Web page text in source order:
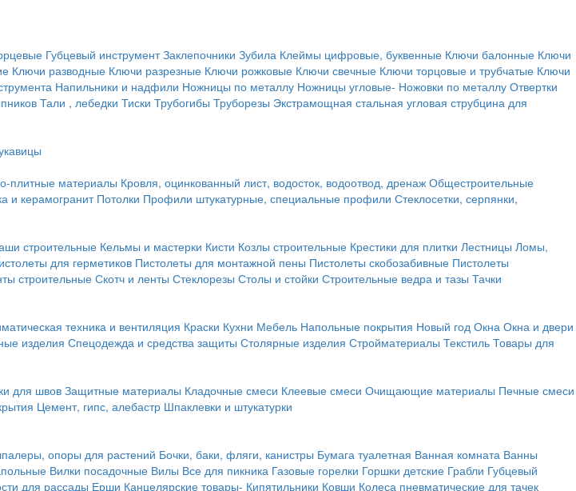
Губцевый инструмент Заклепочники Зубила Клеймы цифровые, буквенные Ключи балонные Ключи
Ключи разводные Ключи разрезные Ключи рожковые Ключи свечные Ключи торцовые и трубчатые Ключи
Напильники и надфили Ножницы по металлу Ножницы угловые- Ножовки по металлу Отвертки
Тали , лебедки Тиски Трубогибы Труборезы Экстрамощная стальная угловая струбцина для
плитные материалы Кровля, оцинкованный лист, водосток, водоотвод, дренаж Общестроительные
и керамогранит Потолки Профили штукатурные, специальные профили Стеклосетки, серпянки,
строительные Кельмы и мастерки Кисти Козлы строительные Крестики для плитки Лестницы Ломы,
для герметиков Пистолеты для монтажной пены Пистолеты скобозабивные Пистолеты
строительныеСкотч и ленты Стеклорезы Столы и стойки Строительные ведра и тазы Тачки
техника и вентиляция Краски Кухни Мебель Напольные покрытия Новый год Окна Окна и двери
изделия Спецодежда и средства защиты Столярные изделия Стройматериалы Текстиль Товары для
для швов Защитные материалы Кладочные смеси Клеевые смеси Очищающие материалы Печные смеси
Цемент, гипс, алебастр Шпаклевки и штукатурки
опоры для растений Бочки, баки, фляги, канистры Бумага туалетная Ванная комната Ванны
Вилки посадочные Вилы Все для пикника Газовые горелки Горшки детские Грабли Губцевый
для рассады Ерши Канцелярские товары- Кипятильники Ковши Колеса пневматические для тачек